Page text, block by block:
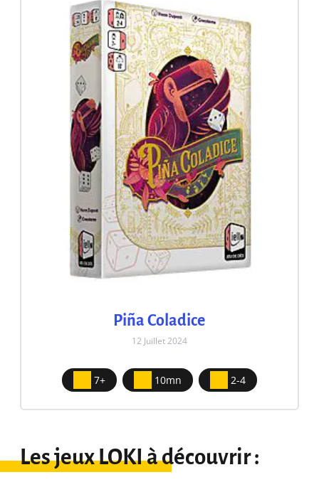
Piña Coladice
12 Juillet 2024
7+ 10mn 2-4
Les jeux LOKI à découvrir :